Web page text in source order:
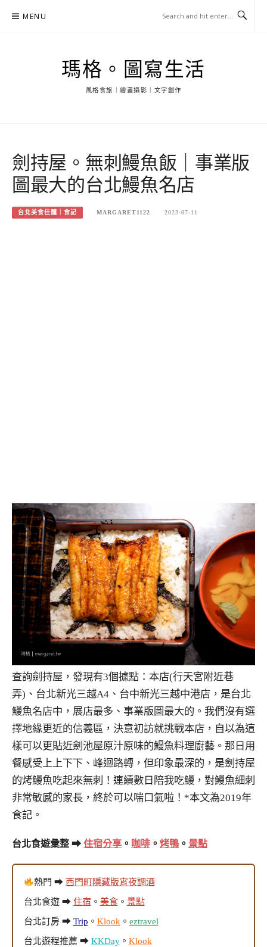
MENU
瑪格。圖寫生活
風格食旅｜繪畫攝影｜文字創作
劍持屋。無刺鰻魚飯｜事業版
圖最大的台北鰻魚名店
台北美食佳釀｜食記 MARGARET1122 2023-07-11
查詢劍持屋，發現有3個據點：本店(行天宮附近巷
弄)、台北新光三越A4、台中新光三越中港店，是台北
鰻魚名店中，展店最多、事業版圖最大的。我們沒有選
擇地緣更近的信義區，決意初訪就挑戰本店，自以為這
樣可以更貼近劍池屋原汁原味的鰻魚料理廚藝。那日用
餐感受上上下下、峰迴路轉，但印象最深的，是劍持屋
的烤鰻魚吃起來無刺！連續數日陪我吃鰻，對鰻魚細刺
非常敏感的家長，終於可以喘口氣啦！*本文為2019年
食記。
台北食遊彙整 ➡ 住宿分享 。 咖啡 。 烤鴨 。 景點
熱門 ➡ 西門町隱藏版宵夜調酒
台北食遊 ➡ 住宿 。 美食。 景點
台北訂房 ➡ Trip 。 Klook 。 eztravel
台北遊程推薦 ➡ KKDay。 Klook